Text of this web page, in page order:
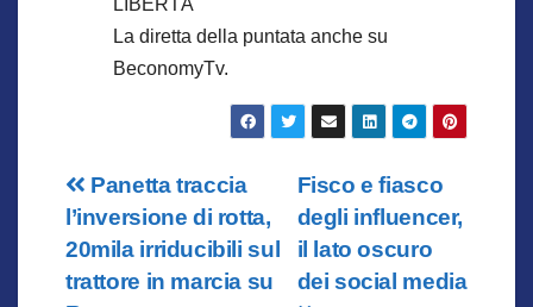
LIBERTÀ
La diretta della puntata anche su
BeconomyTv.
Navigazione
articoli
Fisco e fiasco
degli influencer,
il lato oscuro
dei social media
Panetta traccia
l’inversione di rotta,
20mila irriducibili sul
trattore in marcia su